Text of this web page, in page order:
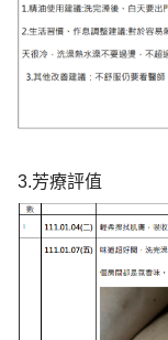
3.芳療評值